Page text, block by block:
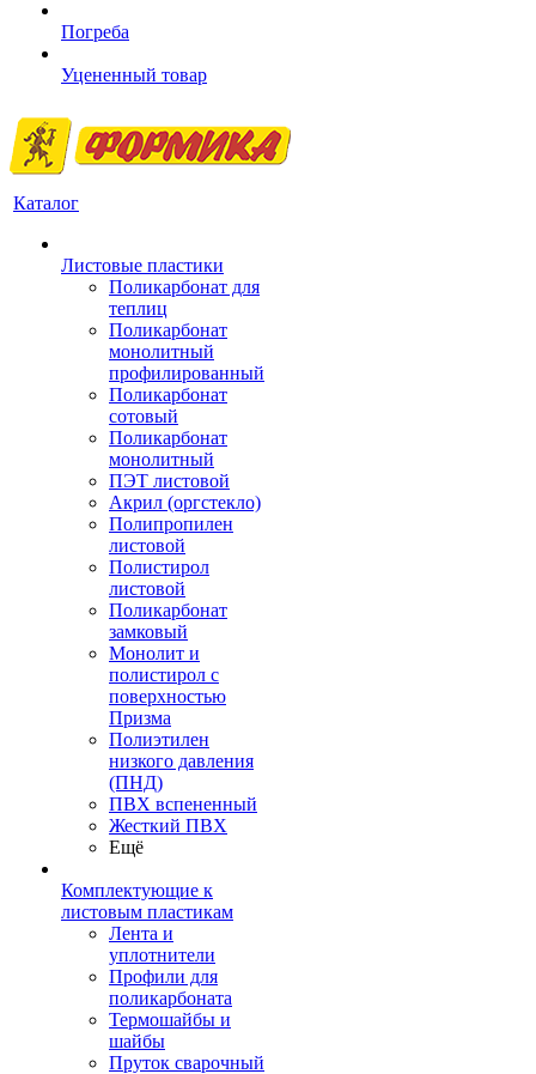
Погреба
Уцененный товар
Каталог
Листовые пластики
Поликарбонат для
теплиц
Поликарбонат
монолитный
профилированный
Поликарбонат
сотовый
Поликарбонат
монолитный
ПЭТ листовой
Акрил (оргстекло)
Полипропилен
листовой
Полистирол
листовой
Поликарбонат
замковый
Монолит и
полистирол с
поверхностью
Призма
Полиэтилен
низкого давления
(ПНД)
ПВХ вспененный
Жесткий ПВХ
Ещё
Комплектующие к
листовым пластикам
Лента и
уплотнители
Профили для
поликарбоната
Термошайбы и
шайбы
Пруток сварочный